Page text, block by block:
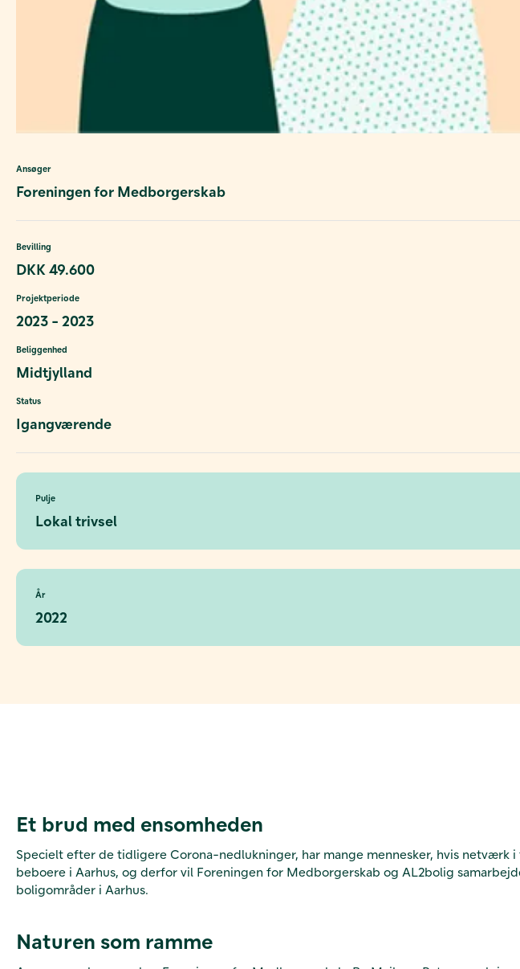
Ansøger
Foreningen for Medborgerskab
Bevilling
DKK 49.600
Projektperiode
2023 - 2023
Beliggenhed
Midtjylland
Status
Igangværende
Pulje
Lokal trivsel
År
2022
Et brud med ensomheden
Specielt efter de tidligere Corona-nedlukninger, har mange mennesker, hvis
beboere i Aarhus, og derfor vil Foreningen for Medborgerskab og AL2bolig
boligområder i Aarhus.
Naturen som ramme